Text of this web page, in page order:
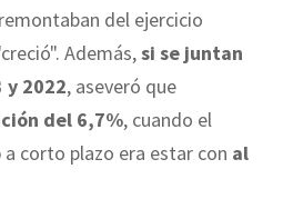
del ejercicio
Además,si se juntan
y 2022, aseveró que
del 6,7%, cuando el
a corto plazo era estar con al